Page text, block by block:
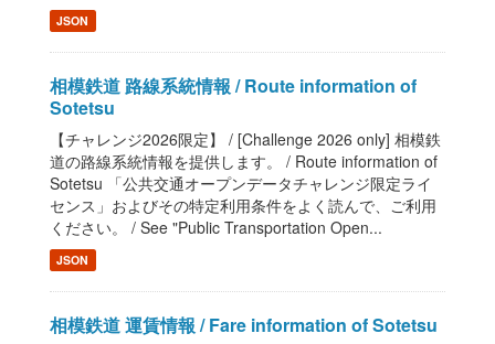
JSON
相模鉄道 路線系統情報 / Route information of
Sotetsu
【チャレンジ2026限定】 / [Challenge 2026 only] 相模鉄
道の路線系統情報を提供します。 / Route information of
Sotetsu 「公共交通オープンデータチャレンジ限定ライ
センス」およびその特定利用条件をよく読んで、ご利用
ください。 / See "Public Transportation Open...
JSON
相模鉄道 運賃情報 / Fare information of Sotetsu